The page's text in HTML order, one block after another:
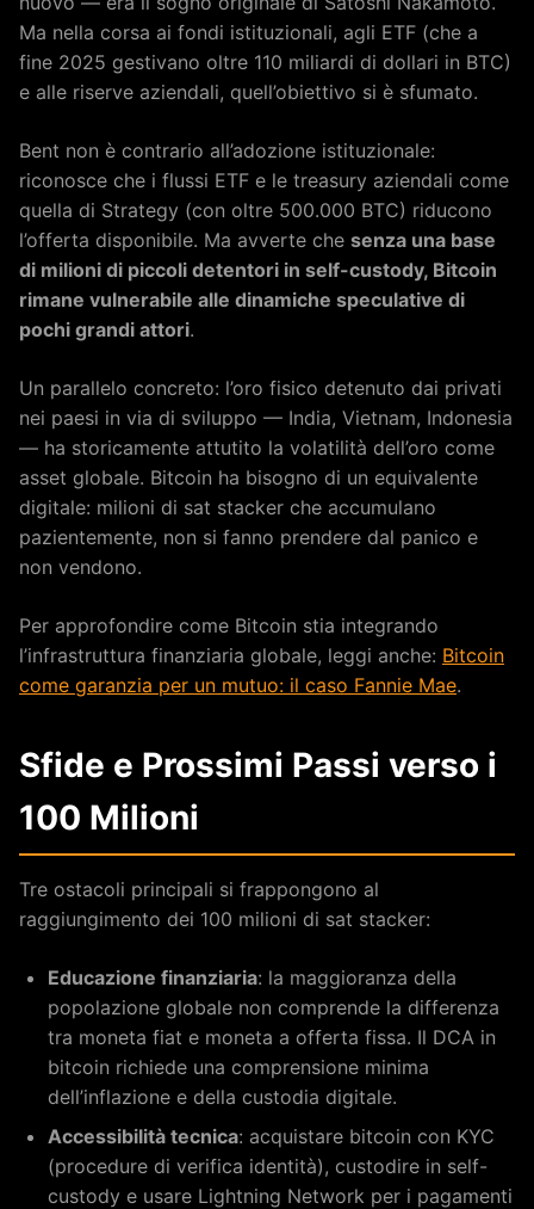
Ma nella corsa ai fondi istituzionali, agli ETF (che a
fine 2025 gestivano oltre 110 miliardi di dollari in BTC)
e alle riserve aziendali, quell’obiettivo si è sfumato.
Bent non è contrario all’adozione istituzionale:
riconosce che i flussi ETF e le treasury aziendali come
quella di Strategy (con oltre 500.000 BTC) riducono
l’offerta disponibile. Ma avverte che senza una base
di milioni di piccoli detentori in self-custody, Bitcoin
rimane vulnerabile alle dinamiche speculative di
pochi grandi attori.
Un parallelo concreto: l’oro fisico detenuto dai privati
nei paesi in via di sviluppo — India, Vietnam, Indonesia
— ha storicamente attutito la volatilità dell’oro come
asset globale. Bitcoin ha bisogno di un equivalente
digitale: milioni di sat stacker che accumulano
pazientemente, non si fanno prendere dal panico e
non vendono.
Per approfondire come Bitcoin stia integrando
l’infrastruttura finanziaria globale, leggi anche: Bitcoin
come garanzia per un mutuo: il caso Fannie Mae.
Sfide e Prossimi Passi verso i
100 Milioni
Tre ostacoli principali si frappongono al
raggiungimento dei 100 milioni di sat stacker:
Educazione finanziaria: la maggioranza della
popolazione globale non comprende la differenza
tra moneta fiat e moneta a offerta fissa. Il DCA in
bitcoin richiede una comprensione minima
dell’inflazione e della custodia digitale.
Accessibilità tecnica: acquistare bitcoin con KYC
(procedure di verifica identità), custodire in self-
custody e usare Lightning Network per i pagamenti